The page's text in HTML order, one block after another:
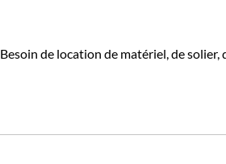
Besoin de location de matériel, de solier,